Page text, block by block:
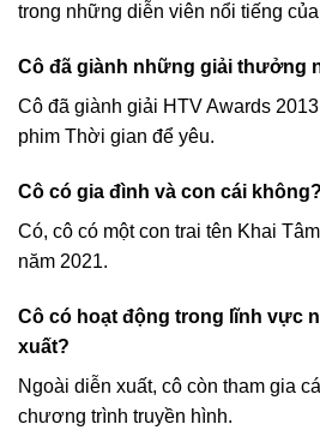
trong những diễn viên nổi tiếng
Cô đã giành những giải thưởng
Cô đã giành giải HTV Awards
phim Thời gian để yêu.
Cô có gia đình và con cái không?
Có, cô có một con trai tên Khai
năm 2021.
Cô có hoạt động trong lĩnh vực
xuất?
Ngoài diễn xuất, cô còn tham gia
chương trình truyền hình.